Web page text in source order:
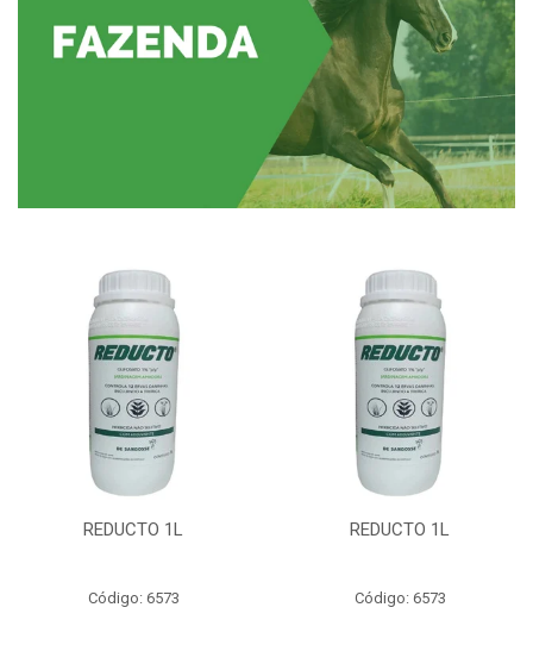
REDUCTO 1L
Código: 6573
REDUCTO 1L
Código: 6573